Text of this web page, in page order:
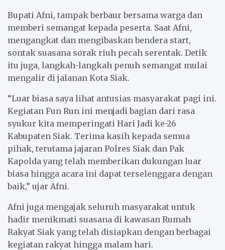
Bupati Afni, tampak berbaur bersama warga dan
memberi semangat kepada peserta. Saat Afni,
mengangkat dan mengibaskan bendera start,
sontak suasana sorak riuh pecah serentak. Detik
itu juga, langkah-langkah penuh semangat mulai
mengalir di jalanan Kota Siak.
“Luar biasa saya lihat antusias masyarakat pagi ini.
Kegiatan Fun Run ini menjadi bagian dari rasa
syukur kita memperingati Hari Jadi ke-26
Kabupaten Siak. Terima kasih kepada semua
pihak, terutama jajaran Polres Siak dan Pak
Kapolda yang telah memberikan dukungan luar
biasa hingga acara ini dapat terselenggara dengan
baik,” ujar Afni.
Afni juga mengajak seluruh masyarakat untuk
hadir menikmati suasana di kawasan Rumah
Rakyat Siak yang telah disiapkan dengan berbagai
kegiatan rakyat hingga malam hari.